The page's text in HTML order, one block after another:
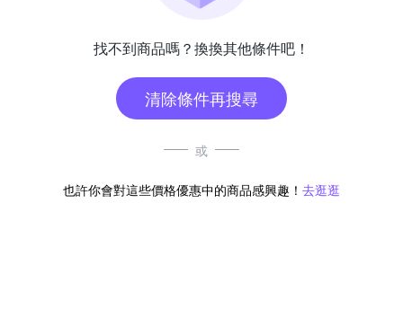
找不到商品嗎？換換其他條件吧！
清除條件再搜尋
或
也許你會對這些價格優惠中的商品感興趣！ 去逛逛